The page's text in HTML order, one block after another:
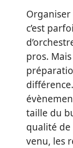
c’est
pros. Mais
taille du
qualité de
venu, les